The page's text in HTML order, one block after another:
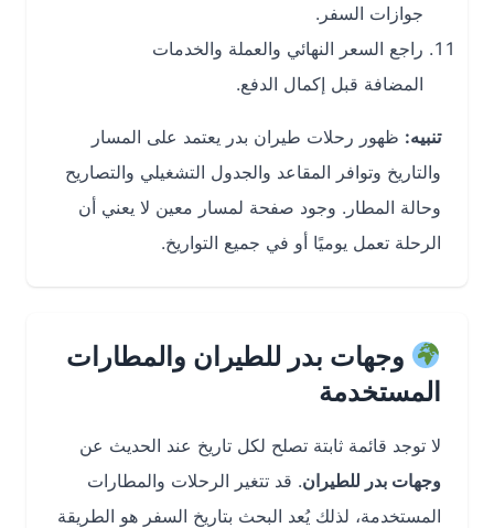
جوازات السفر.
راجع السعر النهائي والعملة والخدمات
المضافة قبل إكمال الدفع.
ظهور رحلات طيران بدر يعتمد على المسار
والتاريخ وتوافر المقاعد والجدول التشغيلي والتصاريح
وحالة المطار. وجود صفحة لمسار معين لا يعني أن
الرحلة تعمل يوميًا أو في جميع التواريخ.
وجهات بدر للطيران والمطارات
المستخدمة
لا توجد قائمة ثابتة تصلح لكل تاريخ عند الحديث عن
وجهات بدر للطيران. قد تتغير الرحلات والمطارات
المستخدمة، لذلك يُعد البحث بتاريخ السفر هو الطريقة